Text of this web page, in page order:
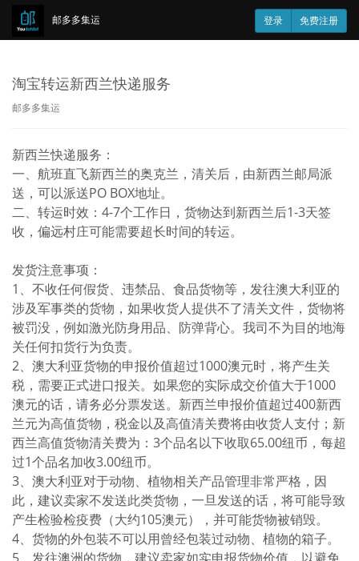
邮多多集运 登录 免费注册
淘宝转运新西兰快递服务
邮多多集运
新西兰快递服务：
一、航班直飞新西兰的奥克兰，清关后，由新西兰邮局派
送，可以派送PO BOX地址。
二、转运时效：4-7个工作日，货物达到新西兰后1-3天签
收，偏远村庄可能需要超长时间的转运。
发货注意事项：
1、不收任何假货、违禁品、食品货物等，发往澳大利亚的
涉及军事类的货物，如果收货人提供不了清关文件，货物将
被罚没，例如激光防身用品、防弹背心。我司不为目的地海
关任何扣货行为负责。
2、澳大利亚货物的申报价值超过1000澳元时，将产生关
税，需要正式进口报关。如果您的实际成交价值大于1000
澳元的话，请务必分票发送。新西兰申报价值超过400新西
兰元为高值货物，税金以及高值清关费将由收货人支付；新
西兰高值货物清关费为：3个品名以下收取65.00纽币，每超
过1个品名加收3.00纽币。
3、澳大利亚对于动物、植物相关产品管理非常严格，因
此，建议卖家不发送此类货物，一旦发送的话，将可能导致
产生检验检疫费（大约105澳元），并可能货物被销毁。
4、货物的外包装不可以用曾经包装过动物、植物的箱子。